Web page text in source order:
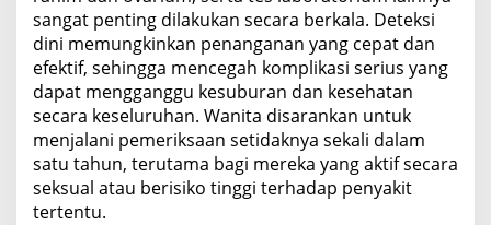
sangat penting dilakukan secara berkala. Deteksi
dini memungkinkan penanganan yang cepat dan
efektif, sehingga mencegah komplikasi serius yang
dapat mengganggu kesuburan dan kesehatan
secara keseluruhan. Wanita disarankan untuk
menjalani pemeriksaan setidaknya sekali dalam
satu tahun, terutama bagi mereka yang aktif secara
seksual atau berisiko tinggi terhadap penyakit
tertentu.